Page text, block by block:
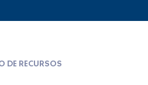
DE RECURSOS